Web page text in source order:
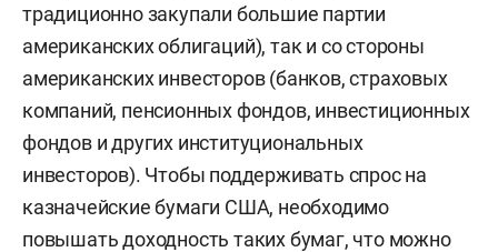
традиционно закупали большие партии
американских облигаций), так и со стороны
американских инвесторов (банков, страховых
компаний, пенсионных фондов, инвестиционных
фондов и других институциональных
инвесторов). Чтобы поддерживать спрос на
казначейские бумаги США, необходимо
повышать доходность таких бумаг, что можно